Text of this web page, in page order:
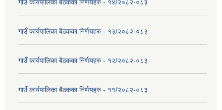
गाउँ कार्यपालिका बैठकका निर्णयहरु - १४/२०८२-०८३
गाउँ कार्यपालिका बैठकका निर्णयहरु - १३/२०८२-०८३
गाउँ कार्यपालिका बैठकका निर्णयहरु - १२/२०८२-०८३
गाउँ कार्यपालिका बैठकका निर्णयहरु - ११/२०८२-०८३